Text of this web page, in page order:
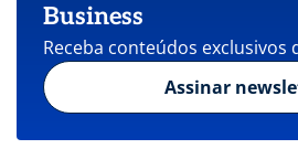
Business
Receba conteúdos exclusivos
Assinar